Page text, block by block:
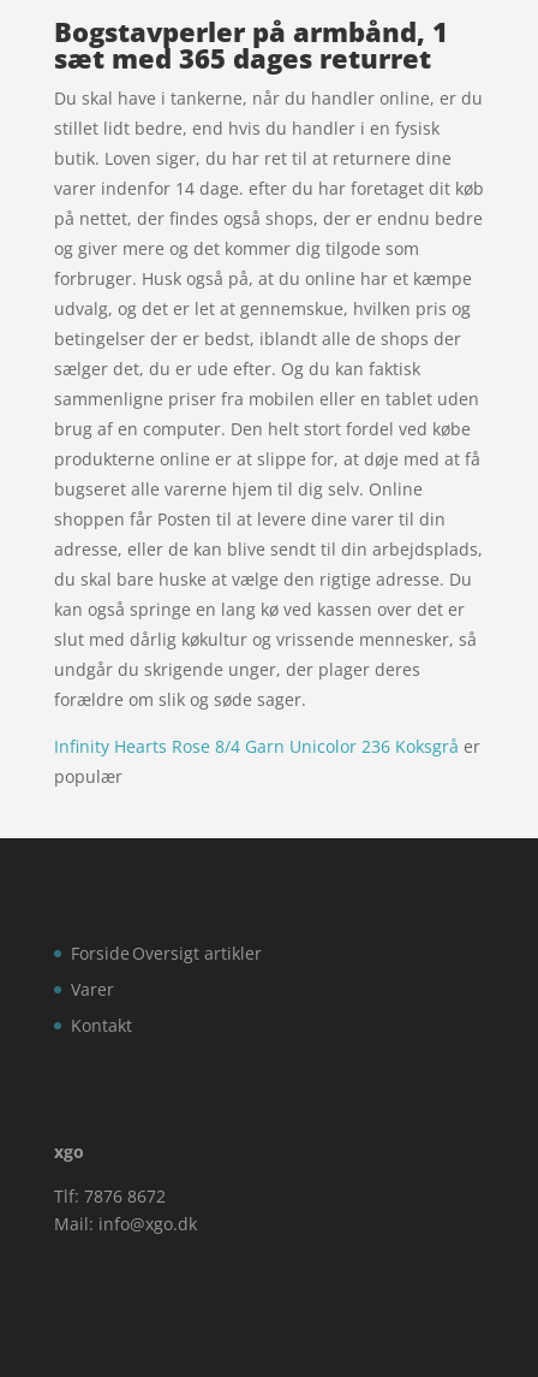
Bogstavperler på armbånd, 1
sæt med 365 dages returret
Du skal have i tankerne, når du handler online, er du
stillet lidt bedre, end hvis du handler i en fysisk
butik. Loven siger, du har ret til at returnere dine
varer indenfor 14 dage. efter du har foretaget dit køb
på nettet, der findes også shops, der er endnu bedre
og giver mere og det kommer dig tilgode som
forbruger. Husk også på, at du online har et kæmpe
udvalg, og det er let at gennemskue, hvilken pris og
betingelser der er bedst, iblandt alle de shops der
sælger det, du er ude efter. Og du kan faktisk
sammenligne priser fra mobilen eller en tablet uden
brug af en computer. Den helt stort fordel ved købe
produkterne online er at slippe for, at døje med at få
bugseret alle varerne hjem til dig selv. Online
shoppen får Posten til at levere dine varer til din
adresse, eller de kan blive sendt til din arbejdsplads,
du skal bare huske at vælge den rigtige adresse. Du
kan også springe en lang kø ved kassen over det er
slut med dårlig køkultur og vrissende mennesker, så
undgår du skrigende unger, der plager deres
forældre om slik og søde sager.
Infinity Hearts Rose 8/4 Garn Unicolor 236 Koksgrå er
populær
Forside
Varer
Kontakt
Oversigt artikler
xgo
Tlf: 7876 8672
Mail: info@xgo.dk